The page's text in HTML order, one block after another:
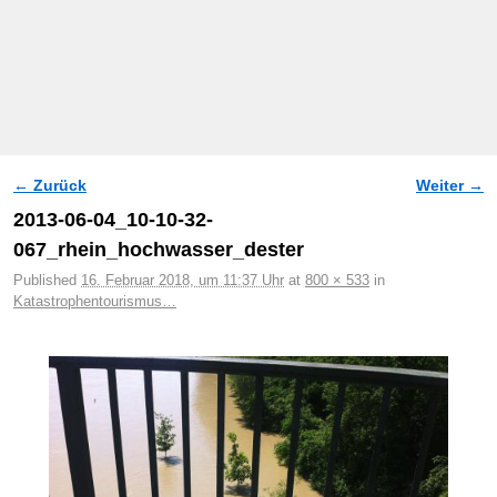
Bilder-Navigation
← Zurück Weiter →
2013-06-04_10-10-32-
067_rhein_hochwasser_dester
Published 16. Februar 2018, um 11:37 Uhr at 800 × 533 in
Katastrophentourismus…